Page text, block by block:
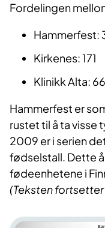
Fordelingen
Hammerfest:
Kirkenes: 171
Klinikk Alta: 66
Hammerfest er
rustet til å ta visse
2009 er i serien
fødselstall. Dette
fødeenhetene i
(Teksten